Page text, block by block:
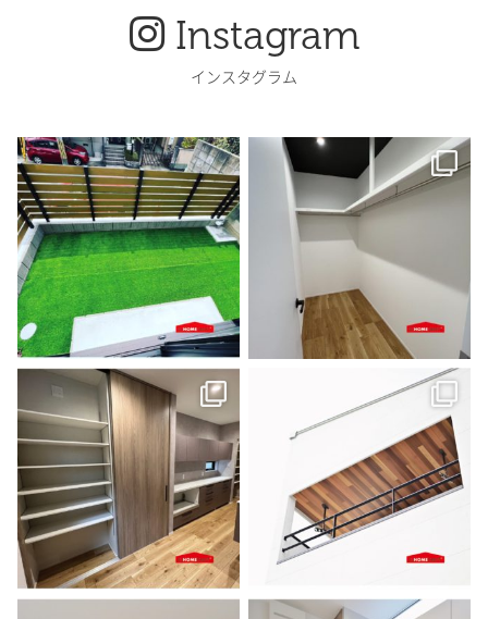
Instagram
インスタグラム